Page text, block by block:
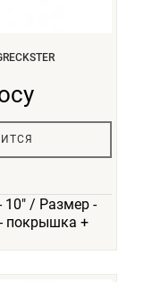
/ Размер -
покрышка +